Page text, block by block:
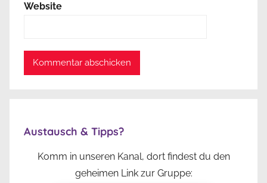
Website
Austausch & Tipps?
Komm in unseren Kanal, dort findest du den
geheimen Link zur Gruppe: